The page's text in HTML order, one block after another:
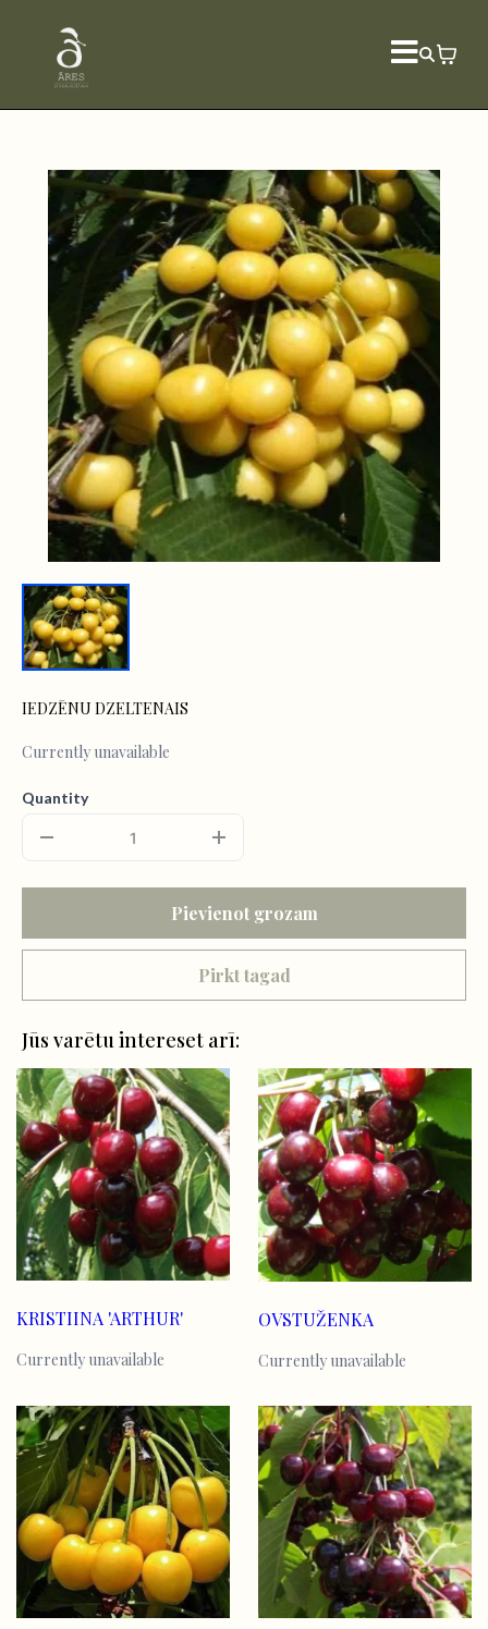
IEDZĒNU DZELTENAIS
Currently unavailable
Quantity
Pievienot grozam
Pirkt tagad
Jūs varētu intereset arī:
KRISTIINA 'ARTHUR'
Currently unavailable
OVSTUŽENKA
Currently unavailable